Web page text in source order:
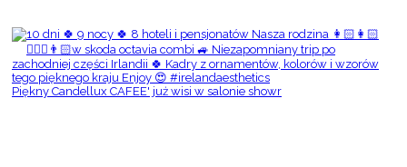
Piękny Candellux CAFEE' już wisi w salonie showr